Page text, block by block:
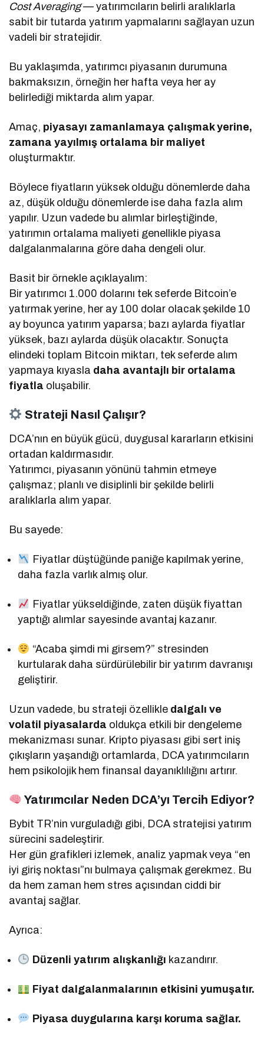
Cost Averaging— yatırımcıların belirli aralıklarla
sabit bir tutarda yatırım yapmalarını sağlayan uzun
vadeli bir stratejidir.
Bu yaklaşımda, yatırımcı piyasanın durumuna
bakmaksızın, örneğin her hafta veya her ay
belirlediği miktarda alım yapar.
Amaç, piyasayı zamanlamaya çalışmak yerine,
zamana yayılmış ortalama bir maliyet
oluşturmaktır.
Böylece fiyatların yüksek olduğu dönemlerde daha
az, düşük olduğu dönemlerde ise daha fazla alım
yapılır. Uzun vadede bu alımlar birleştiğinde,
yatırımın ortalama maliyeti genellikle piyasa
dalgalanmalarına göre daha dengeli olur.
Basit bir örnekle açıklayalım:
Bir yatırımcı 1.000 dolarını tek seferde Bitcoin’e
yatırmak yerine, her ay 100 dolar olacak şekilde 10
ay boyunca yatırım yaparsa; bazı aylarda fiyatlar
yüksek, bazı aylarda düşük olacaktır. Sonuçta
elindeki toplam Bitcoin miktarı, tek seferde alım
yapmaya kıyasla daha avantajlı bir ortalama
fiyatla oluşabilir.
Strateji Nasıl Çalışır?
DCA’nın en büyük gücü, duygusal kararların etkisini
ortadan kaldırmasıdır.
Yatırımcı, piyasanın yönünü tahmin etmeye
çalışmaz; planlı ve disiplinli bir şekilde belirli
aralıklarla alım yapar.
Bu sayede:
Fiyatlar düştüğünde paniğe kapılmak yerine,
daha fazla varlık almış olur.
Fiyatlar yükseldiğinde, zaten düşük fiyattan
yaptığı alımlar sayesinde avantaj kazanır.
“Acaba şimdi mi girsem?” stresinden
kurtularak daha sürdürülebilir bir yatırım davranışı
geliştirir.
Uzun vadede, bu strateji özellikle dalgalı ve
volatil piyasalarda oldukça etkili bir dengeleme
mekanizması sunar. Kripto piyasası gibi sert iniş
çıkışların yaşandığı ortamlarda, DCA yatırımcıların
hem psikolojik hem finansal dayanıklılığını artırır.
Yatırımcılar Neden DCA’yı Tercih Ediyor?
Bybit TR’nin vurguladığı gibi, DCA stratejisi yatırım
sürecini sadeleştirir.
Her gün grafikleri izlemek, analiz yapmak veya “en
iyi giriş noktası”nı bulmaya çalışmak gerekmez. Bu
da hem zaman hem stres açısından ciddi bir
avantaj sağlar.
Ayrıca:
Düzenli yatırım alışkanlığı kazandırır.
Fiyat dalgalanmalarının etkisini yumuşatır.
Piyasa duygularına karşı koruma sağlar.